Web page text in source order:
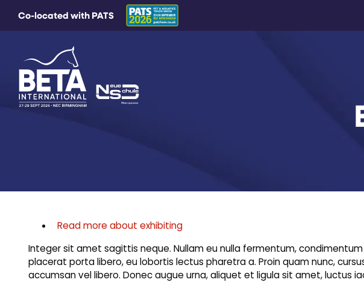
Co-located with PATS
Read more about exhibiting
Integer sit amet sagittis neque. Nullam eu nulla fermentum,
placerat porta libero, eu lobortis lectus pharetra a. Proin quam nunc,
accumsan vel libero. Donec augue urna, aliquet et ligula sit amet, luctus